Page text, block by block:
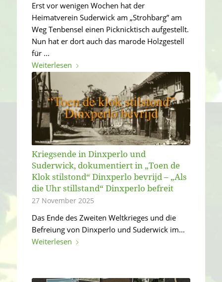
Erst vor wenigen Wochen hat der
Heimatverein Suderwick am „Strohbarg” am
Weg Tenbensel einen Picknicktisch aufgestellt.
Nun hat er dort auch das marode Holzgestell
für ...
Weiterlesen
Kriegsende in Dinxperlo und
Suderwick, dokumentiert in „Toen de
Klok stilstond“ Dinxperlo bevrijd – „Als
die Uhr stillstand“ Dinxperlo befreit
27 November 2025
Das Ende des Zweiten Weltkrieges und die
Befreiung von Dinxperlo und Suderwick im...
Weiterlesen